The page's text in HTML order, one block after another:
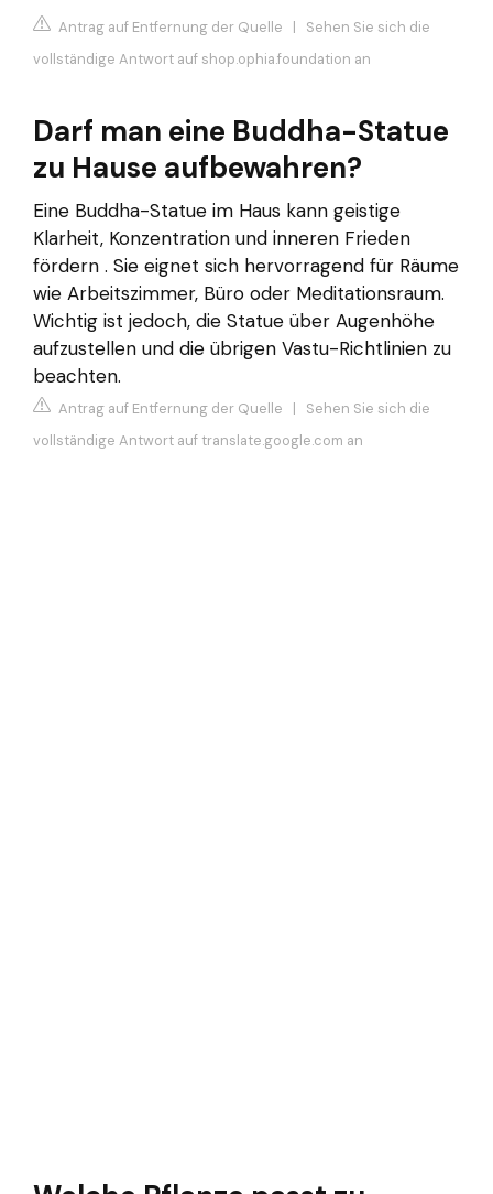
Antrag auf Entfernung der Quelle | Sehen Sie sich die
vollständige Antwort auf shop.ophia.foundation an
Darf man eine Buddha-Statue
zu Hause aufbewahren?
Eine Buddha-Statue im Haus kann geistige
Klarheit, Konzentration und inneren Frieden
fördern . Sie eignet sich hervorragend für Räume
wie Arbeitszimmer, Büro oder Meditationsraum.
Wichtig ist jedoch, die Statue über Augenhöhe
aufzustellen und die übrigen Vastu-Richtlinien zu
beachten.
Antrag auf Entfernung der Quelle | Sehen Sie sich die
vollständige Antwort auf translate.google.com an